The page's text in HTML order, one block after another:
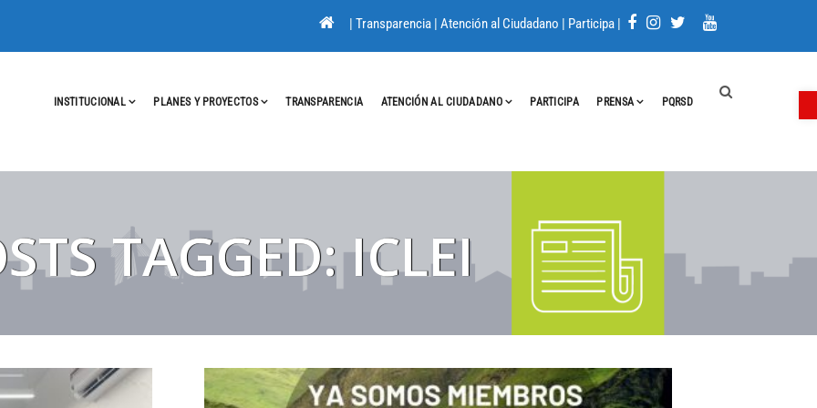
| Transparencia | Atención al Ciudadano | Participa |
INSTITUCIONAL PLANES Y PROYECTOS TRANSPARENCIA ATENCIÓN AL CIUDADANO PARTICIPA PRENSA PQRSD
TAGGED: ICLEI